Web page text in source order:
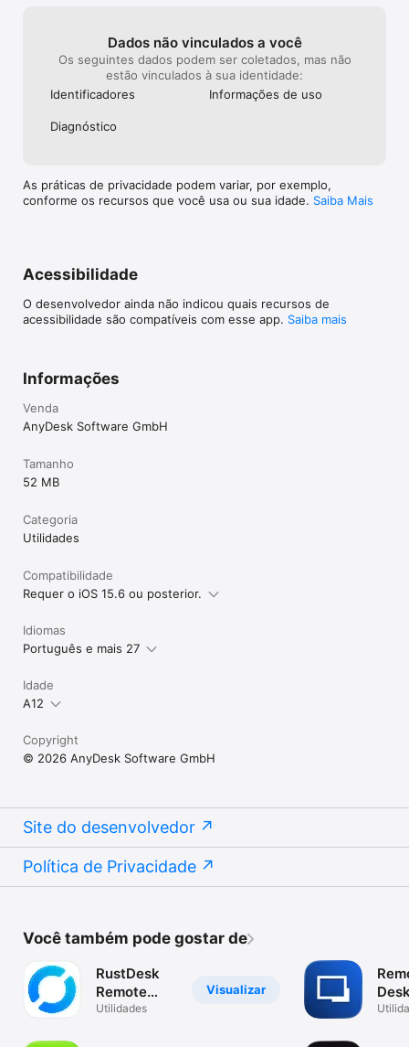
Dados não vinculados a você
Os seguintes dados podem ser coletados, mas não
estão vinculados à sua identidade:
Identificado­res
Informações de uso
Diagnóstico
As práticas de privacidade podem variar, por exemplo,
conforme os recursos que você usa ou sua idade. Saiba Mais
Acessibilidade
O desenvolvedor ainda não indicou quais recursos de
acessibilidade são compatíveis com esse app. Saiba mais
Informações
Venda
AnyDesk Software GmbH
Tamanho
52 MB
Categoria
Utilidades
Compatibilidade
Requer o iOS 15.6 ou posterior.
Idiomas
Português e mais 27
Idade
A12
Copyright
© 2026 AnyDesk Software GmbH
Site do desenvolvedor
Política de Privacidade
Você também pode gostar de
Visualizar
RustDesk
Remote
Desktop
Utilidades